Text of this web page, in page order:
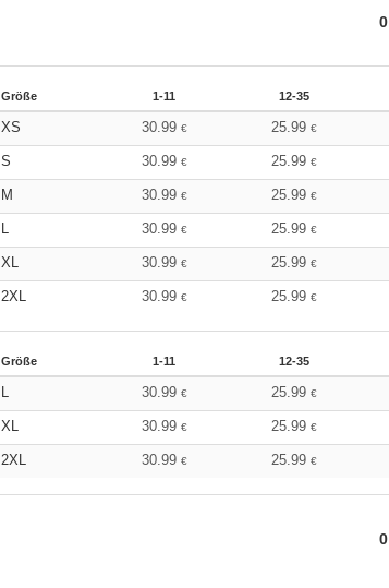
0
Größe 1-11 12-35
XS 30.99 € 25.99 €
S 30.99 € 25.99 €
M 30.99 € 25.99 €
L 30.99 € 25.99 €
XL 30.99 € 25.99 €
2XL 30.99 € 25.99 €
Größe 1-11 12-35
L 30.99 € 25.99 €
XL 30.99 € 25.99 €
2XL 30.99 € 25.99 €
0